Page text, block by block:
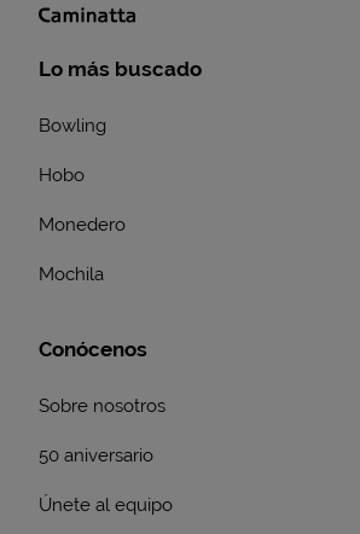
Lo más buscado
Bowling
Hobo
Monedero
Mochila
Conócenos
Sobre nosotros
50 aniversario
Únete al equipo